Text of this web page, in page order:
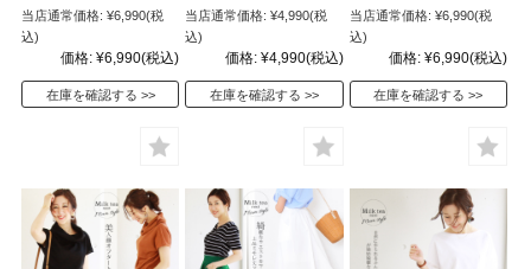
当店通常価格: ¥6,990(税
込)
価格: ¥6,990(税込)
在庫を確認する
当店通常価格: ¥4,990(税
込)
価格: ¥4,990(税込)
在庫を確認する
当店通常価格: ¥6,990(税
込)
価格: ¥6,990(税込)
在庫を確認する